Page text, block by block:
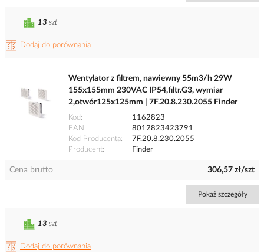
Dodaj do porównania
13 szt
Wentylator z filtrem, nawiewny 55m3/h 29W
155x155mm 230VAC IP54,filtr.G3, wymiar
2,otwór125x125mm | 7F.20.8.230.2055 Finder
Kod
1162823
EAN
8012823423791
Kod Producenta
7F.20.8.230.2055
Producent
Finder
Cena brutto 306,57 zł/szt
Pokaż szczegóły
Dodaj do porównania
13 szt